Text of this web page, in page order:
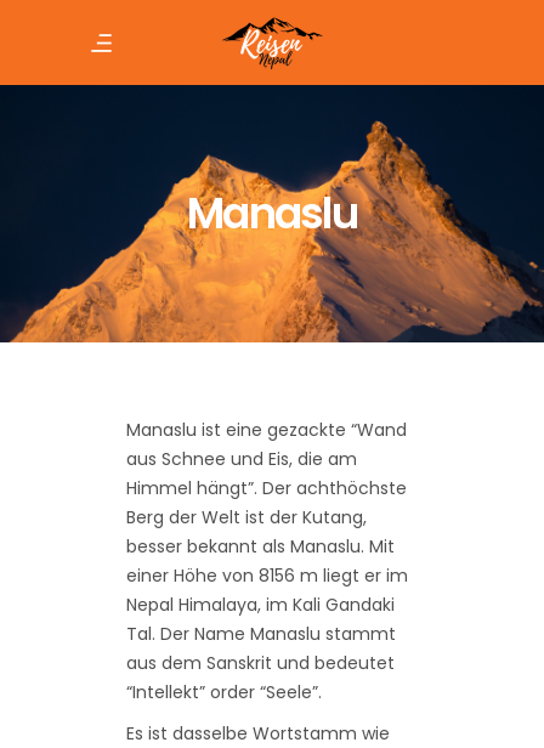
Manaslu
Manaslu ist eine gezackte “Wand
aus Schnee und Eis, die am
Himmel hängt”. Der achthöchste
Berg der Welt ist der Kutang,
besser bekannt als Manaslu. Mit
einer Höhe von 8156 m liegt er im
Nepal Himalaya, im Kali Gandaki
Tal. Der Name Manaslu stammt
aus dem Sanskrit und bedeutet
“Intellekt” order “Seele”.
Es ist dasselbe Wortstamm wie